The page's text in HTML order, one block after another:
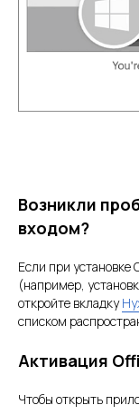
Возникли
входом?
Если при установке
(например,
откройте вкладку
списком
Активация
Чтобы открыть